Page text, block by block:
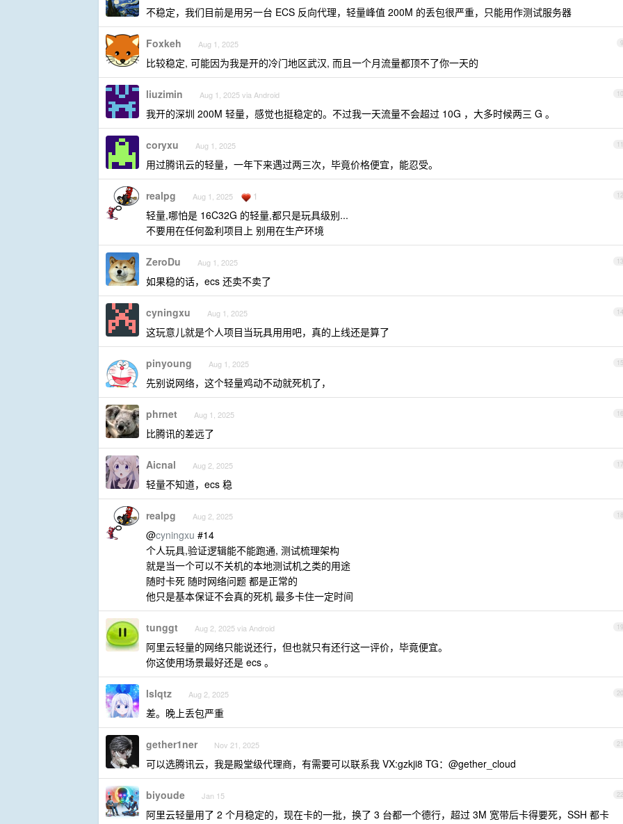
不稳定，我们目前是用另一台 ECS 反向代理，轻量峰值 200M 的丢包很严重，只能用作测试服务器
9
Foxkeh Aug 1, 2025
比较稳定, 可能因为我是开的冷门地区武汉, 而且一个月流量都顶不了你一天的
10
liuzimin Aug 1, 2025 via Android
我开的深圳 200M 轻量，感觉也挺稳定的。不过我一天流量不会超过 10G ，大多时候两三 G 。
11
coryxu Aug 1, 2025
用过腾讯云的轻量，一年下来遇过两三次，毕竟价格便宜，能忍受。
12
realpg Aug 1, 2025 1
轻量,哪怕是 16C32G 的轻量,都只是玩具级别...
不要用在任何盈利项目上 别用在生产环境
13
ZeroDu Aug 1, 2025
如果稳的话，ecs 还卖不卖了
14
cyningxu Aug 1, 2025
这玩意儿就是个人项目当玩具用用吧，真的上线还是算了
15
pinyoung Aug 1, 2025
先别说网络，这个轻量鸡动不动就死机了，
16
phrnet Aug 1, 2025
比腾讯的差远了
17
Aicnal Aug 2, 2025
轻量不知道，ecs 稳
18
realpg Aug 2, 2025
@cyningxu #14
个人玩具,验证逻辑能不能跑通, 测试梳理架构
就是当一个可以不关机的本地测试机之类的用途
随时卡死 随时网络问题 都是正常的
他只是基本保证不会真的死机 最多卡住一定时间
19
tunggt Aug 2, 2025 via Android
阿里云轻量的网络只能说还行，但也就只有还行这一评价，毕竟便宜。
你这使用场景最好还是 ecs 。
20
lslqtz Aug 2, 2025
差。晚上丢包严重
21
gether1ner Nov 21, 2025
可以选腾讯云，我是殿堂级代理商，有需要可以联系我 VX:gzkji8 TG：@gether_cloud
22
biyoude Jan 15
阿里云轻量用了 2 个月稳定的，现在卡的一批，换了 3 台都一个德行，超过 3M 宽带后卡得要死，SSH 都卡